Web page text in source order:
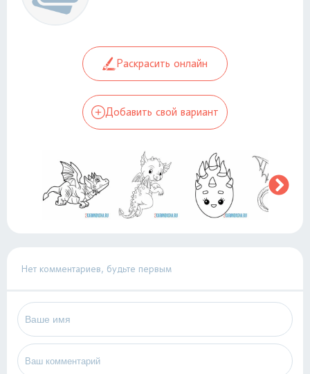
Раскрасить онлайн
Добавить свой вариант
Нет комментариев, будьте первым